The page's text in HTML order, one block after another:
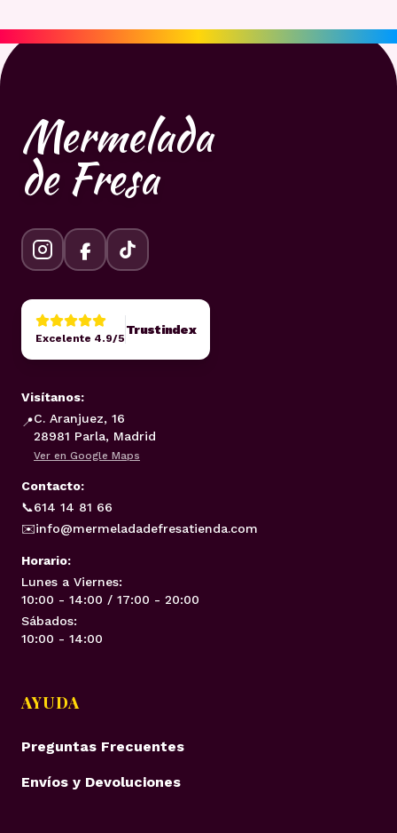
Mermelada
de Fresa
Excelente 4.9/5
Trustindex
Visítanos:
📍C. Aranjuez, 16
28981 Parla, Madrid
Ver en Google Maps
Contacto:
📞614 14 81 66
✉️info@mermeladadefresatienda.com
Horario:
Lunes a Viernes:
10:00 - 14:00 / 17:00 - 20:00
Sábados:
10:00 - 14:00
AYUDA
Preguntas Frecuentes
Envíos y Devoluciones